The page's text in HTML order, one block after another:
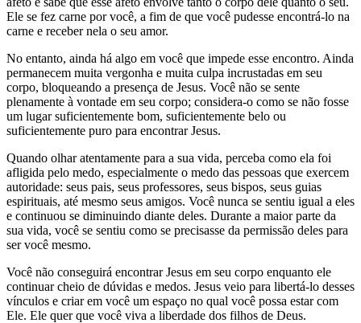
Ele se fez carne por você, a fim de que você pudesse encontrá-lo na
carne e receber nela o seu amor.
No entanto, ainda há algo em você que impede esse encontro. Ainda
permanecem muita vergonha e muita culpa incrustadas em seu
corpo, bloqueando a presença de Jesus. Você não se sente
plenamente à vontade em seu corpo; considera-o como se não fosse
um lugar suficientemente bom, suficientemente belo ou
suficientemente puro para encontrar Jesus.
Quando olhar atentamente para a sua vida, perceba como ela foi
afligida pelo medo, especialmente o medo das pessoas que exercem
autoridade: seus pais, seus professores, seus bispos, seus guias
espirituais, até mesmo seus amigos. Você nunca se sentiu igual a eles
e continuou se diminuindo diante deles. Durante a maior parte da
sua vida, você se sentiu como se precisasse da permissão deles para
ser você mesmo.
Você não conseguirá encontrar Jesus em seu corpo enquanto ele
continuar cheio de dúvidas e medos. Jesus veio para libertá-lo desses
vínculos e criar em você um espaço no qual você possa estar com
Ele. Ele quer que você viva a liberdade dos filhos de Deus.